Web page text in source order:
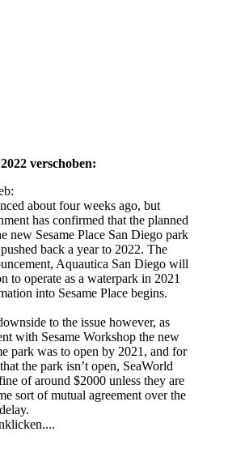
verschoben:
about four weeks ago, but
has confirmed that the planned
new Sesame Place San Diego park
back a year to 2022. The
Aquautica San Diego will
to operate as a waterpark in 2021
into Sesame Place begins.
to the issue however, as
with Sesame Workshop the new
park was to open by 2021, and for
the park isn’t open, SeaWorld
of around $2000 unless they are
sort of mutual agreement over the